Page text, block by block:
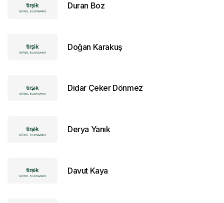
Duran Boz
Doğan Karakuş
Didar Çeker Dönmez
Derya Yanık
Davut Kaya